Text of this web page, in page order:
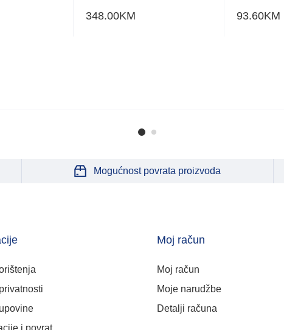
348.00KM 93.60KM
Mogućnost povrata proizvoda
Moj račun
Moj račun
Moje narudžbe
Detalji računa